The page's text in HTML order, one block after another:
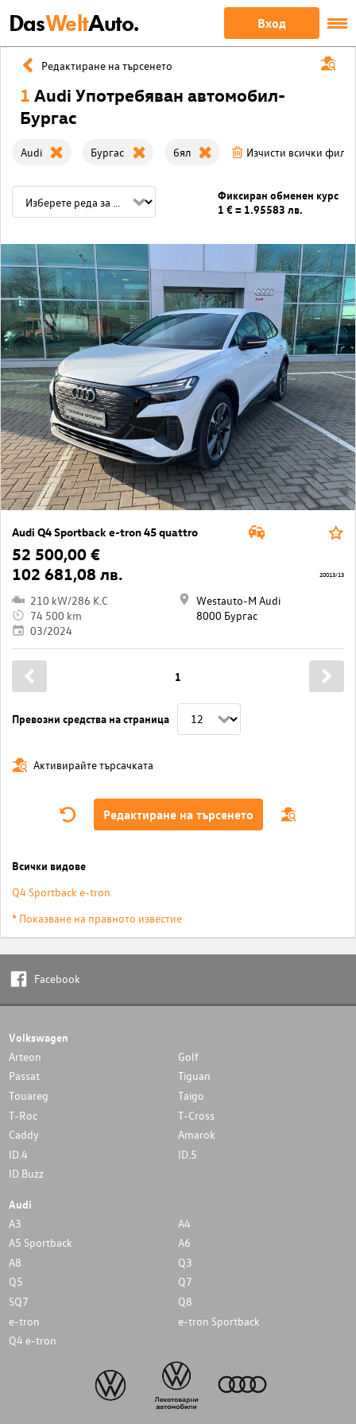
DasWeltAuto. Вход
Редактиране на търсенето
1 Audi Употребяван автомобил-
Бургас
Audi Бургас бял Изчисти всички
Фиксиран обменен курс
1 € = 1.95583 лв.
Audi Q4 Sportback e-tron 45 quattro
52 500,00 €
102 681,08 лв.
210 kW/286 K.C
74 500 km
03/2024
Westauto-M Audi
8000 Бургас
20013/13
Превозни средства на страница
1
Активирайте търсачката
Редактиране на търсенето
Всички видове
Q4 Sportback e-tron
* Показване на правното известие
Facebook
Volkswagen
Arteon
Golf
Passat
Tiguan
Touareg
Taigo
T-Roc
T-Cross
Caddy
Amarok
ID.4
ID.5
ID.Buzz
Audi
A3
A4
A5 Sportback
A6
A8
Q3
Q5
Q7
SQ7
Q8
e-tron
e-tron Sportback
Q4 e-tron